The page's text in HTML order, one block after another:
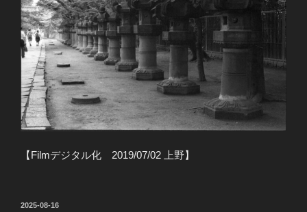
【Filmデジタル化 2019/07/02 上野】
投
2025-08-16